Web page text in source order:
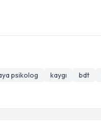
psikolog kaygı bdt